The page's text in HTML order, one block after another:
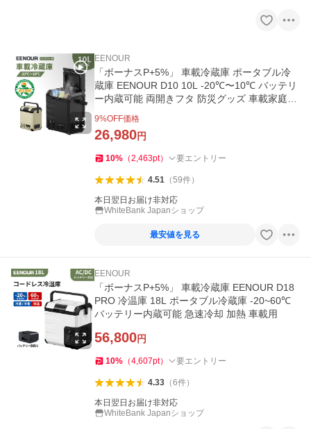
EENOUR
「ボーナスP+5%」 車載冷蔵庫 ポータブル冷
蔵庫 EENOUR D10 10L -20℃〜10℃ バッテリ
ー内蔵可能 両開きフタ 防災グッズ 車載家庭両
9%OFF価格
26,980円
10% （2,463pt） 要エントリー
4.51（59件）
本日翌日お届け非対応
WhiteBank Japanショップ
最安値を見る
EENOUR
「ボーナスP+5%」 車載冷蔵庫 EENOUR D18
PRO 冷温庫 18L ポータブル冷蔵庫 -20~60℃
バッテリー内蔵可能 急速冷却 加熱 車載用
56,800円
10% （4,607pt） 要エントリー
4.33（6件）
本日翌日お届け非対応
WhiteBank Japanショップ